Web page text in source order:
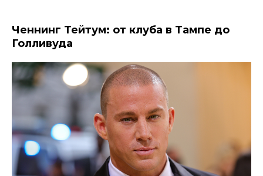
Ченнинг Тейтум: от клуба в Тампе до
Голливуда